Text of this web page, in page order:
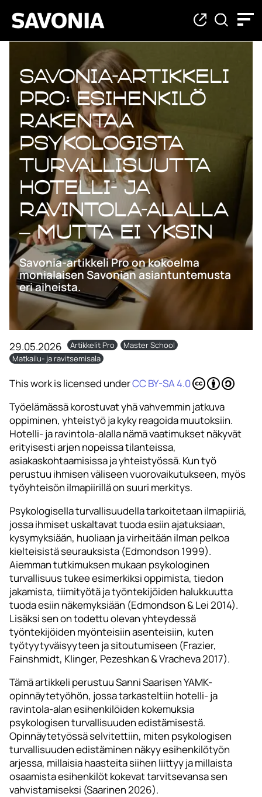
Savonia-artikkeli
Pro: Esihenkilö
rakentaa
psykologista
turvallisuutta
hotelli- ja
ravintola-alalla
– mutta ei yksin
Savonia-artikkeli Pro on kokoelma
monialaisen Savonian asiantuntemusta
eri aiheista.
29.05.2026 Artikkelit Pro
Master School
Matkailu- ja ravitsemisala
This work is licensed underCC BY-SA 4.0
Työelämässä korostuvat yhä vahvemmin jatkuva
oppiminen, yhteistyö ja kyky reagoida muutoksiin.
Hotelli- ja ravintola-alalla nämä vaatimukset näkyvät
erityisesti arjen nopeissa tilanteissa,
asiakaskohtaamisissa ja yhteistyössä. Kun työ
perustuu ihmisen väliseen vuorovaikutukseen, myös
työyhteisön ilmapiirillä on suuri merkitys.
Psykologisella turvallisuudella tarkoitetaan ilmapiiriä,
jossa ihmiset uskaltavat tuoda esiin ajatuksiaan,
kysymyksiään, huoliaan ja virheitään ilman pelkoa
kielteisistä seurauksista (Edmondson 1999).
Aiemman tutkimuksen mukaan psykologinen
turvallisuus tukee esimerkiksi oppimista, tiedon
jakamista, tiimityötä ja työntekijöiden halukkuutta
tuoda esiin näkemyksiään (Edmondson & Lei 2014).
Lisäksi sen on todettu olevan yhteydessä
työntekijöiden myönteisiin asenteisiin, kuten
työtyytyväisyyteen ja sitoutumiseen (Frazier,
Fainshmidt, Klinger, Pezeshkan & Vracheva 2017).
Tämä artikkeli perustuu Sanni Saarisen YAMK-
opinnäytetyöhön, jossa tarkasteltiin hotelli- ja
ravintola-alan esihenkilöiden kokemuksia
psykologisen turvallisuuden edistämisestä.
Opinnäytetyössä selvitettiin, miten psykologisen
turvallisuuden edistäminen näkyy esihenkilötyön
arjessa, millaisia haasteita siihen liittyy ja millaista
osaamista esihenkilöt kokevat tarvitsevansa sen
vahvistamiseksi (Saarinen 2026).